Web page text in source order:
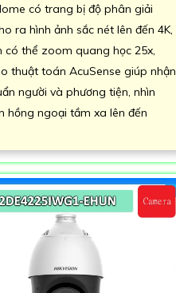
có trang bị độ phân giải
ra hình ảnh sắc nét lên đến 4K,
có thể zoom quang học 25x,
thuật toán AcuSense giúp nhận
người và phương tiện, nhìn
hồng ngoại tầm xa lên đến